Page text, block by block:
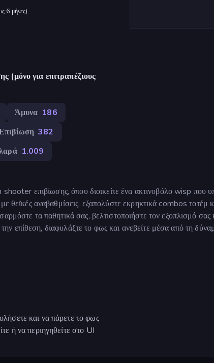
6 μήνες)
(μόνο για επιτραπέζιους
Άμυνα 186
382
1.009
επιβίωσης, όπου διοικείτε ένα ακτινοβόλο wisp που
αναβαθμίσεις, εξαπολύστε εκρηκτικά combos τοτέμ
τα παθητικά σας, βελτιστοποιήστε τον εξοπλισμό σας
επίθεση, διαφυλάξτε το φως και ανεβείτε μέσα από τη
και να πάρετε το φως
ή να περιηγηθείτε στο UI